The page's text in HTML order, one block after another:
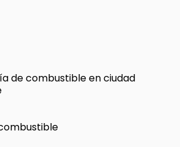
de combustible en ciudad